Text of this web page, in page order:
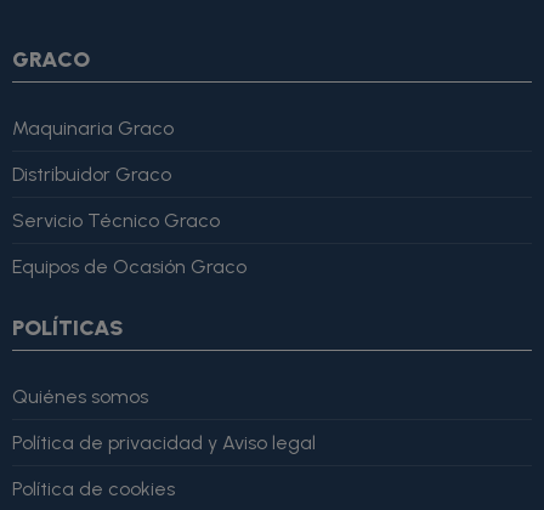
GRACO
Maquinaria Graco
Distribuidor Graco
Servicio Técnico Graco
Equipos de Ocasión Graco
POLÍTICAS
Quiénes somos
Política de privacidad y Aviso legal
Política de cookies